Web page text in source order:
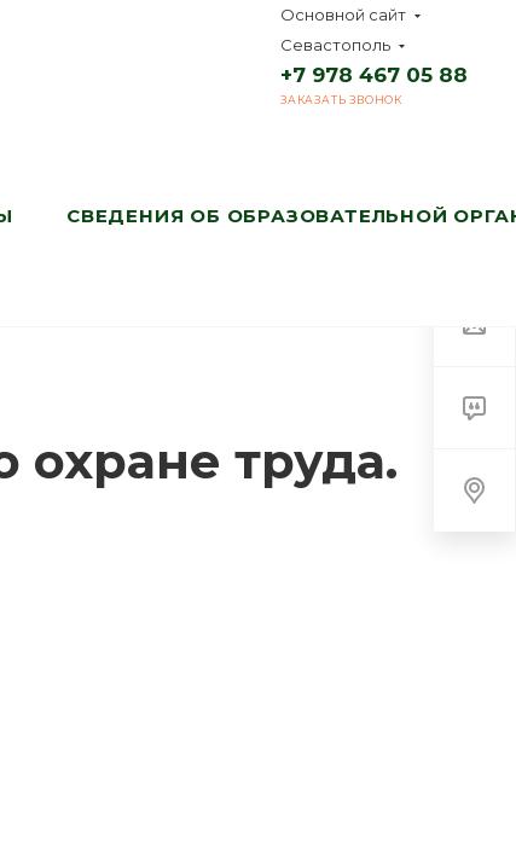
Основной сайт
Севастополь
+7 978 467 05 88
ЗАКАЗАТЬ ЗВОНОК
СВЕДЕНИЯ ОБ ОБРАЗОВАТЕЛЬНОЙ
охране труда.